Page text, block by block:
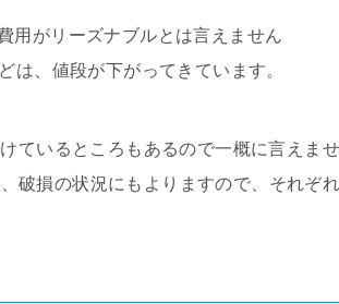
用がリーズナブルとは言えません
は、値段が下がってきています。
ているところもあるので一概に言えませ
破損の状況にもよりますので、それぞ